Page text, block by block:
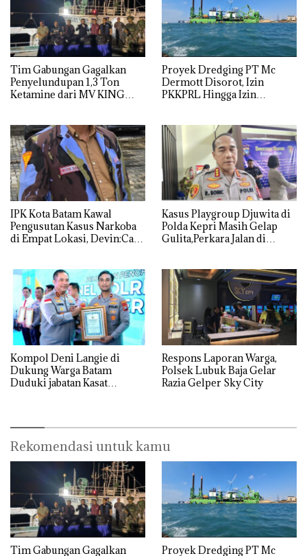
Tim Gabungan Gagalkan
Penyelundupan 1,3 Ton
Ketamine dari MV KING
Proyek Dredging PT Mc
Dermott Disorot, Izin
PKKPRL Hingga Izin
IPK Kota Batam Kawal
Pengusutan Kasus Narkoba
di Empat Lokasi, Devin:Cari
Kasus Playgroup Djuwita di
Polda Kepri Masih Gelap
Gulita,Perkara Jalan di
Kompol Deni Langie di
Dukung Warga Batam
Duduki jabatan Kasat
Respons Laporan Warga,
Polsek Lubuk Baja Gelar
Razia Gelper Sky City
Rekomendasi untuk kamu
Tim Gabungan Gagalkan
Proyek Dredging PT Mc